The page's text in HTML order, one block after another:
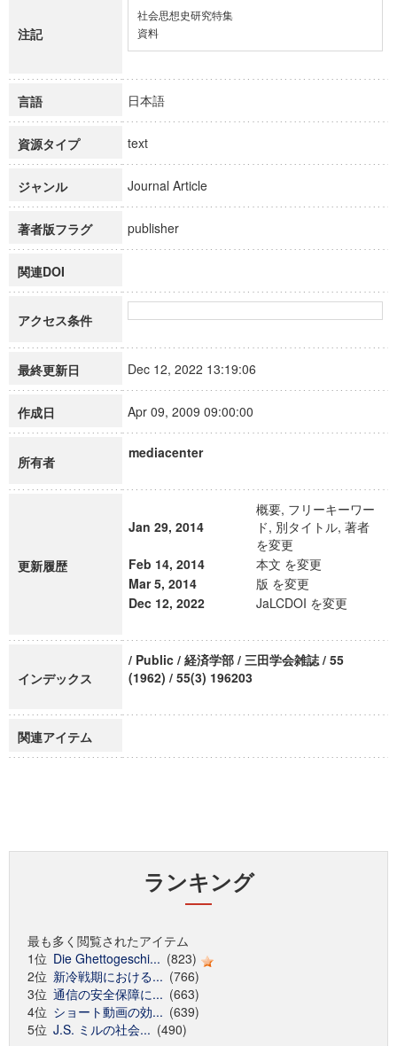
注記
社会思想史研究特集
資料
言語 日本語
資源タイプ text
ジャンル Journal Article
著者版フラグ publisher
関連DOI
アクセス条件
最終更新日 Dec 12, 2022 13:19:06
作成日 Apr 09, 2009 09:00:00
所有者
mediacenter
更新履歴
Jan 29, 2014
概要, フリーキーワー
ド, 別タイトル, 著者
を変更
Feb 14, 2014
本文 を変更
Mar 5, 2014
版 を変更
Dec 12, 2022
JaLCDOI を変更
インデックス
/ Public / 経済学部 / 三田学会雑誌 / 55
(1962) / 55(3) 196203
関連アイテム
ランキング
最も多く閲覧されたアイテム
1位 Die Ghettogeschi... (823)
2位 新冷戦期における... (766)
3位 通信の安全保障に... (663)
4位 ショート動画の効... (639)
5位 J.S. ミルの社会... (490)